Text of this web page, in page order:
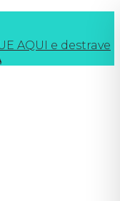
AQUI e destrave